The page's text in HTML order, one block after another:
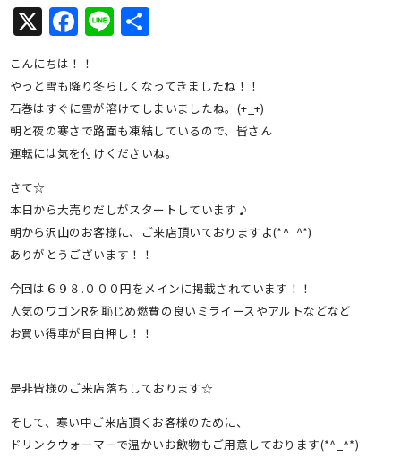
X Facebook
Line共
こんにちは！！
やっと雪も降り冬らしくなってきましたね！！
石巻はすぐに雪が溶けてしまいましたね。(+_+)
朝と夜の寒さで路面も凍結しているので、皆さん
運転には気を付けくださいね。
さて☆
本日から大売りだしがスタートしています♪
朝から沢山のお客様に、ご来店頂いておりますよ(*^_^*)
ありがとうございます！！
今回は６９８.０００円をメインに掲載されています！！
人気のワゴンRを恥じめ燃費の良いミライースやアルトなどなど
お買い得車が目白押し！！
是非皆様のご来店落ちしております☆
そして、寒い中ご来店頂くお客様のために、
ドリンクウォーマーで温かいお飲物もご用意しております(*^_^*)